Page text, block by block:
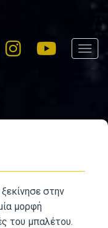
στην
μορφή
του μπαλέτου.